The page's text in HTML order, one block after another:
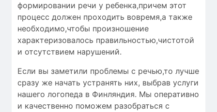
формировании речи у ребенка,причем этот
процесс должен проходить вовремя,а также
необходимо,чтобы произношение
характеризовалось правильностью,чистотой
и отсутствием нарушений.
Если вы заметили проблемы с речью,то лучше
сразу же начать устранять них, выбрав услуги
нашего логопеда в Финляндия. Мы оперативно
и качественно поможем разобраться с